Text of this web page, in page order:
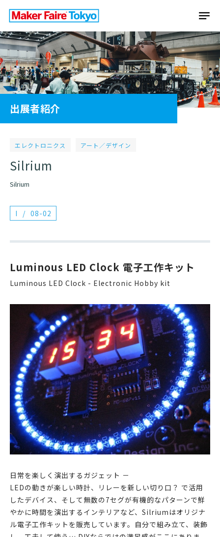
出展者紹介
エレクトロニクス アート／デザイン
Silrium
Silrium
I 08-02
Luminous LED Clock 電子工作キット
Luminous LED Clock - Electronic Hobby kit
日常を楽しく演出するガジェット －
LEDの動きが楽しい時計、リレーを新しい切り口？ で活用
したデバイス、そして無数の7セグが有機的なパターンで鮮
やかに時間を演出するインテリアなど、Silriumはオリジナ
ル電子工作キットを販売しています。自分で組み立て、装飾